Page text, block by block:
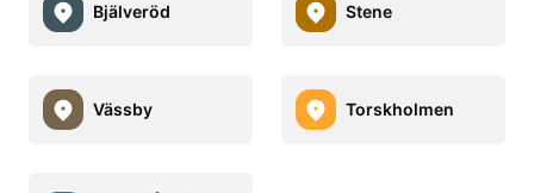
Bjälveröd Stene
Vässby Torskholmen